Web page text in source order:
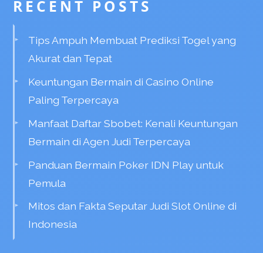
RECENT POSTS
Tips Ampuh Membuat Prediksi Togel yang
Akurat dan Tepat
Keuntungan Bermain di Casino Online
Paling Terpercaya
Manfaat Daftar Sbobet: Kenali Keuntungan
Bermain di Agen Judi Terpercaya
Panduan Bermain Poker IDN Play untuk
Pemula
Mitos dan Fakta Seputar Judi Slot Online di
Indonesia